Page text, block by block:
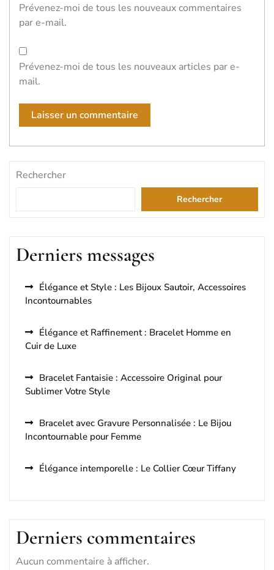
Prévenez-moi de tous les nouveaux commentaires
par e-mail.
Prévenez-moi de tous les nouveaux articles par e-
mail.
Rechercher
Rechercher
Derniers messages
Élégance et Style : Les Bijoux Sautoir, Accessoires
Incontournables
Élégance et Raffinement : Bracelet Homme en
Cuir de Luxe
Bracelet Fantaisie : Accessoire Original pour
Sublimer Votre Style
Bracelet avec Gravure Personnalisée : Le Bijou
Incontournable pour Femme
Élégance intemporelle : Le Collier Cœur Tiffany
Derniers commentaires
Aucun commentaire à afficher.